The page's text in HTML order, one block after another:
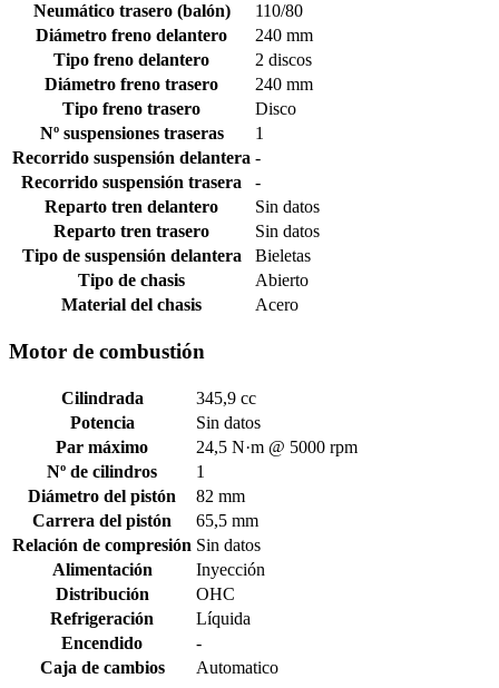
Neumático trasero (balón)
110/80
Diámetro freno delantero
240 mm
Tipo freno delantero
2 discos
Diámetro freno trasero
240 mm
Tipo freno trasero
Disco
Nº suspensiones traseras
1
Recorrido suspensión delantera -
Recorrido suspensión trasera
-
Reparto tren delantero
Sin datos
Reparto tren trasero
Sin datos
Tipo de suspensión delantera
Bieletas
Tipo de chasis
Abierto
Material del chasis
Acero
Motor de combustión
Cilindrada
345,9 cc
Potencia
Sin datos
Par máximo
24,5 N·m @ 5000 rpm
Nº de cilindros
1
Diámetro del pistón
82 mm
Carrera del pistón
65,5 mm
Relación de compresión Sin datos
Alimentación
Inyección
Distribución
OHC
Refrigeración
Líquida
Encendido
-
Caja de cambios
Automatico